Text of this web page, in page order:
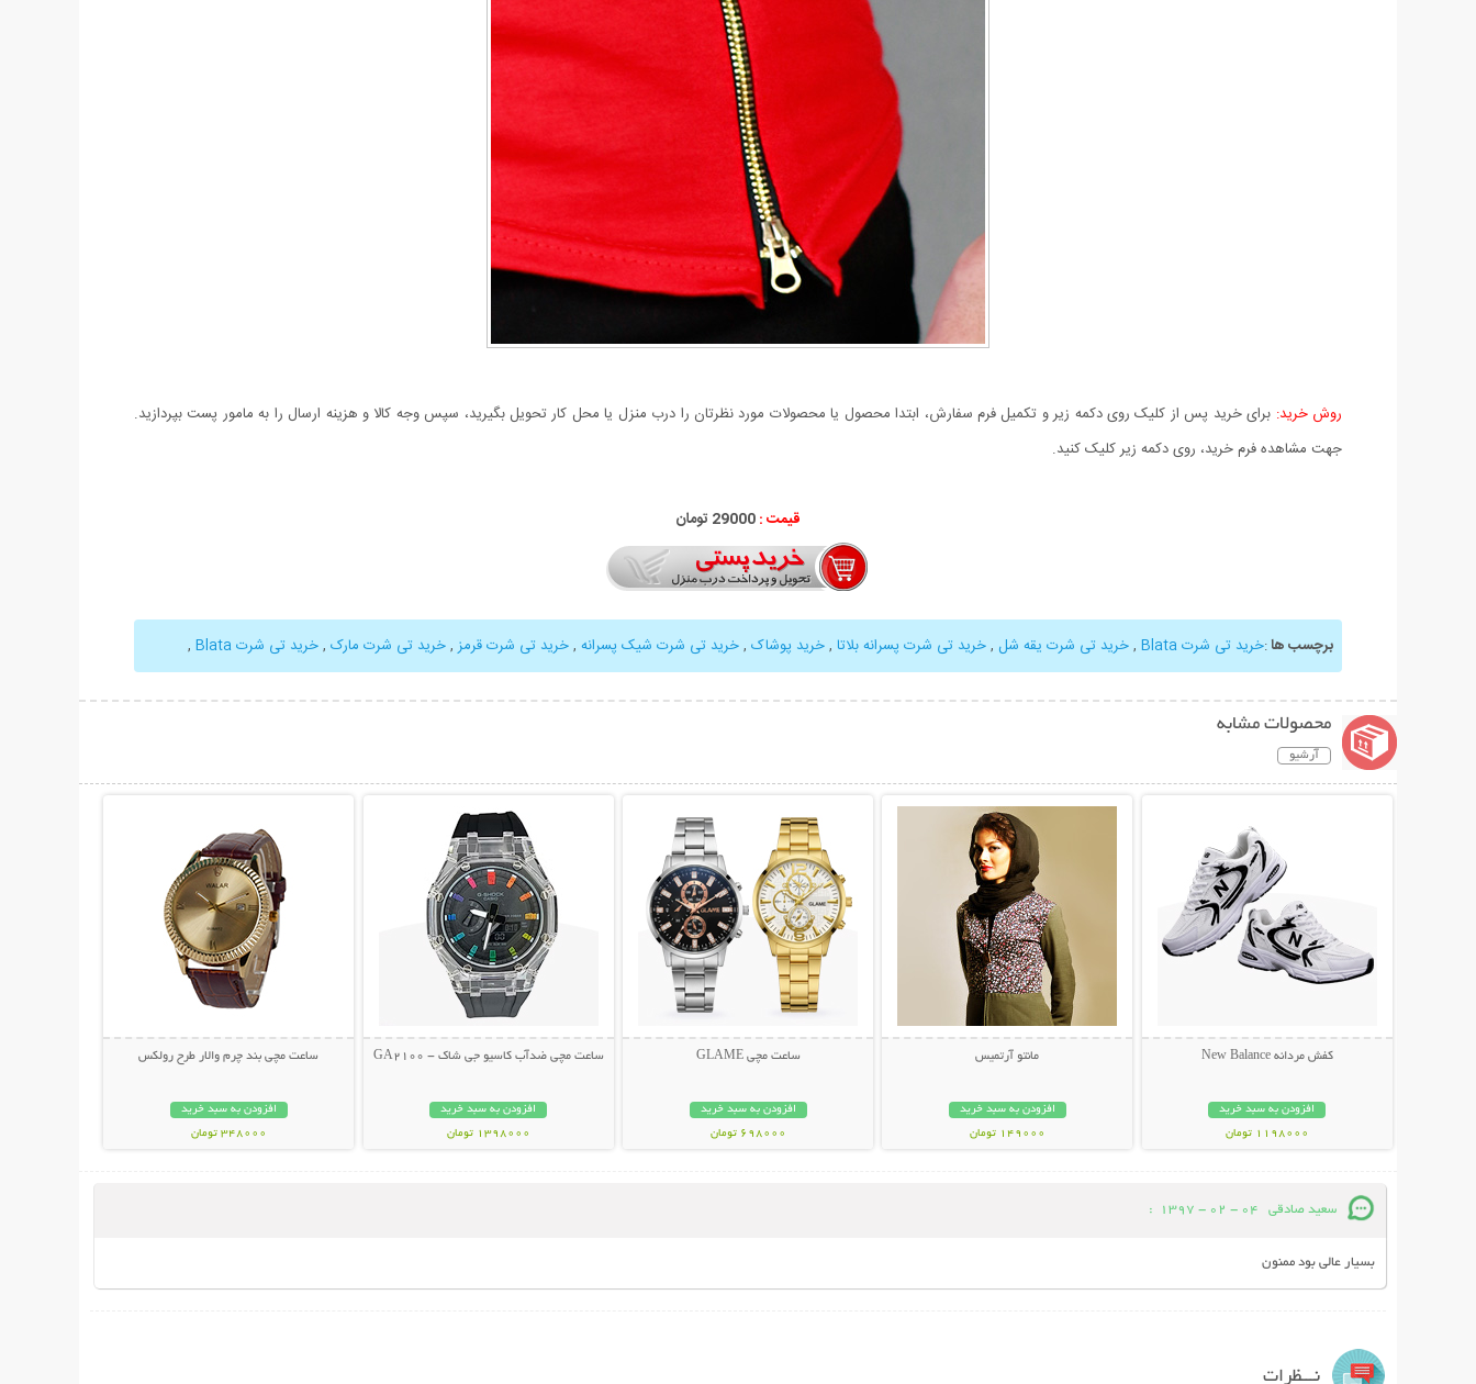
روش خرید: برای خرید پس از کلیک روی دکمه زیر و تکمیل فرم سفارش، ابتدا محصول یا محصولات مورد نظرتان را درب منزل یا محل کار تحویل بگیرید، سپس وجه کالا و هزینه ارسال را به مامور پست بپردازید.
جهت مشاهده فرم خرید، روی دکمه زیر کلیک کنید.
قیمت :29000 تومان
برچسب ها:خرید تی شرت Blata ,خرید تی شرت یقه شل ,خرید تی شرت پسرانه بلاتا ,خرید پوشاک ,خرید تی شرت شیک پسرانه ,خرید تی شرت قرمز ,خرید تی شرت مارک ,خرید تی شرت Blata ,
محصولات مشابه
آرشیو
کفش مردانه New Balance
افزودن به سبد خرید
1198000 تومان
مانتو آرتمیس
افزودن به سبد خرید
149000 تومان
ساعت مچی GLAME
افزودن به سبد خرید
698000 تومان
ساعت مچی ضدآب کاسیو جی شاک - GA2100
افزودن به سبد خرید
1398000 تومان
ساعت مچی بند چرم والار طرح رولکس
افزودن به سبد خرید
348000 تومان
سعید صادقی 04 - 02 - 1397
:
بسیار عالی بود ممنون
نـــظرات